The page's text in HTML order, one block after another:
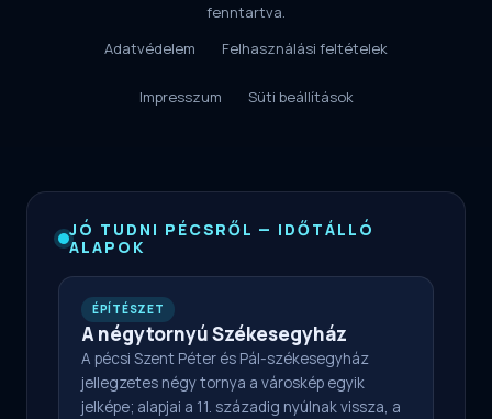
fenntartva.
Adatvédelem
Felhasználási feltételek
Impresszum Süti beállítások
JÓ TUDNI PÉCSRŐL — IDŐTÁLLÓ
ALAPOK
ÉPÍTÉSZET
A négytornyú Székesegyház
A pécsi Szent Péter és Pál-székesegyház
jellegzetes négy tornya a városkép egyik
jelképe; alapjai a 11. századig nyúlnak vissza, a